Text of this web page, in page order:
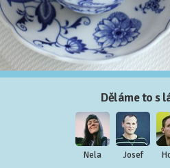
Děláme to s
Nela Josef